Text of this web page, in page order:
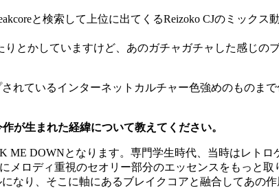
と検索して上位に出てくるReizoko CJのミックス
とかしていますけど、あのガチャガチャした感じの
ているインターネットカルチャー色強めのものまで
が生まれた経緯について教えてください。
DOWNとなります。専門学生時代、当時はレトロ
ロディ重視のセオリー部分のエッセンスをもっと取
なり、そこに軸にあるブレイクコアと融合してあの